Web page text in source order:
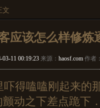
文
应该怎么样修炼
03-11 00:19:23 来源： haosf.com 作者
得嗑嗑刚起来的
动之下差点跪下